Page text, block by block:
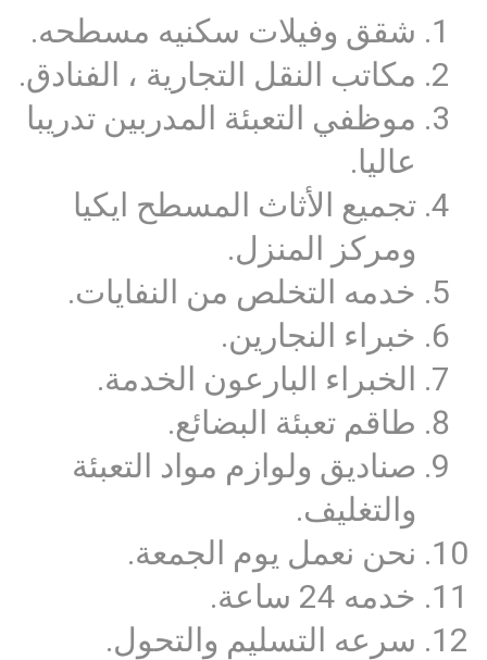
شقق وفيلات سكنيه مسطحه.
مكاتب النقل التجارية ، الفنادق.
موظفي التعبئة المدربين تدريبا
عاليا.
تجميع الأثاث المسطح ايكيا
ومركز المنزل.
خدمه التخلص من النفايات.
خبراء النجارين.
الخبراء البارعون الخدمة.
طاقم تعبئة البضائع.
صناديق ولوازم مواد التعبئة
والتغليف.
نحن نعمل يوم الجمعة.
خدمه 24 ساعة.
سرعه التسليم والتحول.